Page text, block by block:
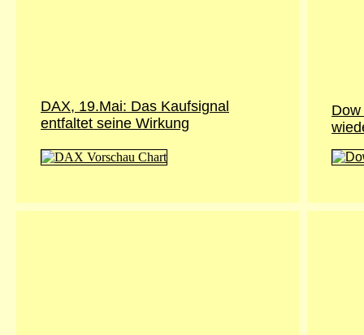
DAX, 19.Mai: Das Kaufsignal
entfaltet seine Wirkung